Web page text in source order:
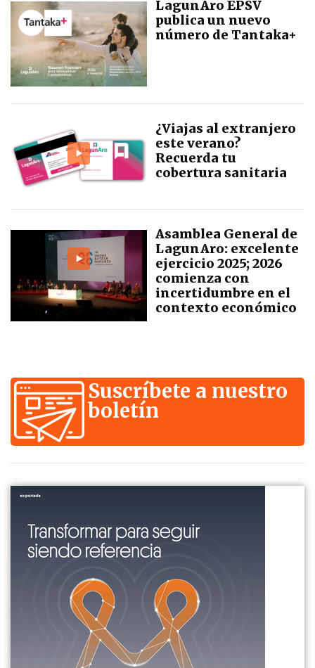
LagunAro EPSV
publica un nuevo
número de Tantaka+
¿Viajas al extranjero
este verano?
Recuerda tu
cobertura sanitaria
Asamblea General de
LagunAro: excelente
ejercicio 2025; 2026
comienza con
incertidumbre en el
contexto económico
Suscríbete a nuestro
boletín